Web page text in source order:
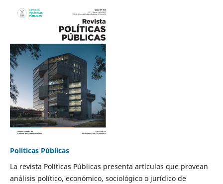
Políticas Públicas
La revista Políticas Públicas presenta artículos que provean
análisis político, económico, sociológico o jurídico de